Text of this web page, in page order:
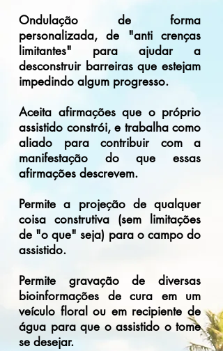
Ondulação de forma
personalizada, de "anti crenças
limitantes" para ajudar a
desconstruir barreiras que estejam
impedindo algum progresso.
Aceita afirmações que o próprio
assistido constrói, e trabalha como
aliado para contribuir com a
manifestação do que essas
afirmações descrevem.
Permite a projeção de qualquer
coisa construtiva (sem limitações
de "o que" seja) para o campo do
assistido.
Permite gravação de diversas
bioinformações de cura em um
veículo floral ou em recipiente de
água para que o assistido o tome
se desejar.